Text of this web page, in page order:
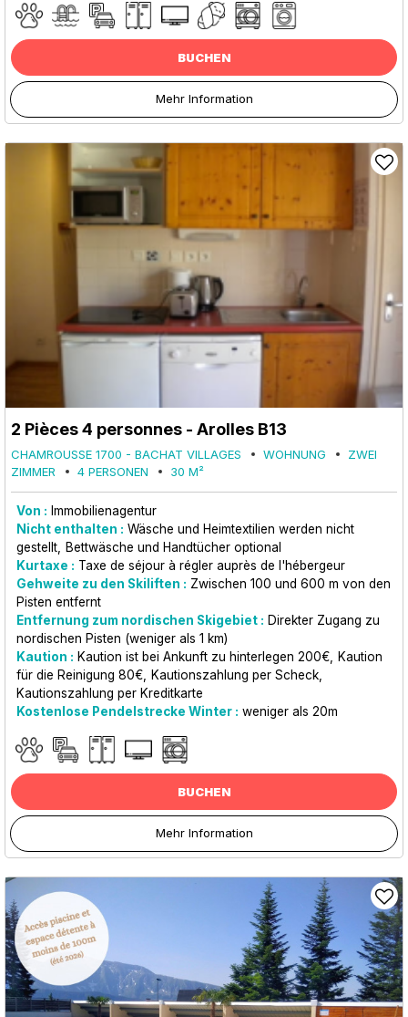
BUCHEN
Mehr Information
2 Pièces 4 personnes - Arolles B13
CHAMROUSSE 1700 - BACHAT VILLAGES WOHNUNG
ZWEI
ZIMMER
4 PERSONEN 30 M²
Von : Immobilienagentur
Nicht enthalten : Wäsche und Heimtextilien werden nicht
gestellt
Bettwäsche und Handtücher optional
Kurtaxe : Taxe de séjour à régler auprès de l'hébergeur
Gehweite zu den Skiliften : Zwischen 100 und 600 m von den
Pisten entfernt
Entfernung zum nordischen Skigebiet : Direkter Zugang zu
nordischen Pisten (weniger als 1 km)
Kaution : Kaution ist bei Ankunft zu hinterlegen 200€
Kaution
für die Reinigung 80€
Kautionszahlung per Scheck
Kautionszahlung per Kreditkarte
Kostenlose Pendelstrecke Winter : weniger als 20m
BUCHEN
Mehr Information